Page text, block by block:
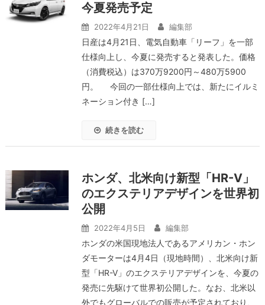
今夏発売予定
2022年4月21日 編集部
日産は4月21日、電気自動車「リーフ」を一部
仕様向上し、今夏に発売すると発表した。価格
（消費税込）は370万9200円～480万5900
円。 今回の一部仕様向上では、新たにイルミ
ネーション付き […]
続きを読む
ホンダ、北米向け新型「HR-V」
のエクステリアデザインを世界初
公開
2022年4月5日 編集部
ホンダの米国現地法人であるアメリカン・ホン
ダモーターは4月4日（現地時間）、北米向け新
型「HR-V」のエクステリアデザインを、今夏の
発売に先駆けて世界初公開した。なお、北米以
外でもグローバルでの販売が予定されており、